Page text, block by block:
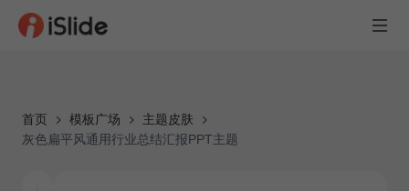
首页 模板广场
主题皮肤
灰色扁平风通用行业总结汇报PPT主题